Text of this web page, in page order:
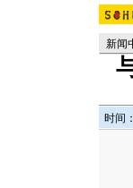
新闻
时间